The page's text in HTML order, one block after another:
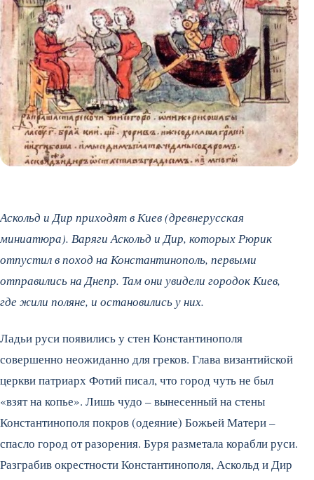
Аскольд и Дир приходят в Киев (древнерусская
миниатюра). Варяги Аскольд и Дир, которых Рюрик
отпустил в поход на Константинополь, первыми
отправились на Днепр. Там они увидели городок Киев,
где жили поляне, и остановились у них.
Ладьи руси появились у стен Константинополя
совершенно неожиданно для греков. Глава византийской
церкви патриарх Фотий писал, что город чуть не был
«взят на копье». Лишь чудо – вынесенный на стены
Константинополя покров (одеяние) Божьей Матери –
спасло город от разорения. Буря разметала корабли руси.
Разграбив окрестности Константинополя, Аскольд и Дир